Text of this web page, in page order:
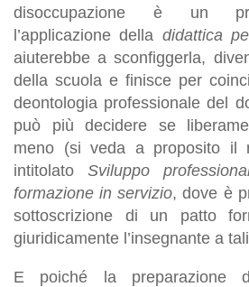
disoccupazione è un
l’applicazione della didattica
aiuterebbe a sconfiggerla,
della scuola e finisce per
deontologia professionale del
può più decidere se
meno (si veda a proposito il
intitolato Sviluppo
formazione in servizio, dove è
sottoscrizione di un patto
giuridicamente l’insegnante a
E poiché la preparazione